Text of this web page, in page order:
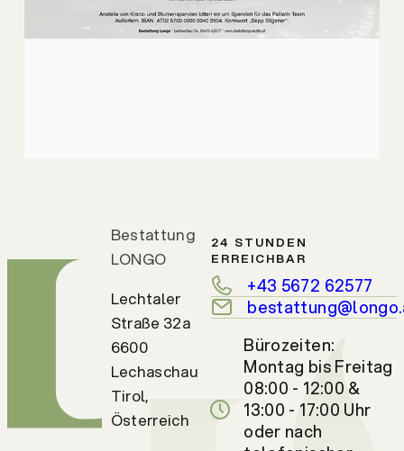
Bestattung
LONGO
Lechtaler
Straße 32a
6600
Lechaschau
Tirol,
Österreich
24 STUNDEN
ERREICHBAR
+43 5672 62577
Bürozeiten:
Montag bis Freitag
08:00 - 12:00 &
13:00 - 17:00 Uhr
oder nach